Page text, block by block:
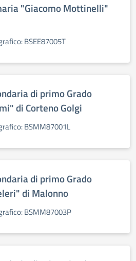
"Giacomo Mottinelli"
BSEE87005T
di primo Grado
di Corteno Golgi
BSMM87001L
di primo Grado
di Malonno
BSMM87003P